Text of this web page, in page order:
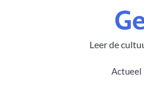
Leer de
Actueel